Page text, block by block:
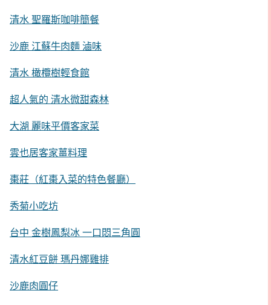
清水 聖羅斯咖啡簡餐
沙鹿 江蘇牛肉麵 滷味
清水 橄欖樹輕食館
超人氣的 清水微甜森林
大湖 麗味平價客家菜
雲也居客家薑料理
棗莊（紅棗入菜的特色餐廳）
秀菊小吃坊
台中 金樹鳳梨冰 一口悶三角圓
清水紅豆餅 瑪丹娜雞排
沙鹿肉圓仔